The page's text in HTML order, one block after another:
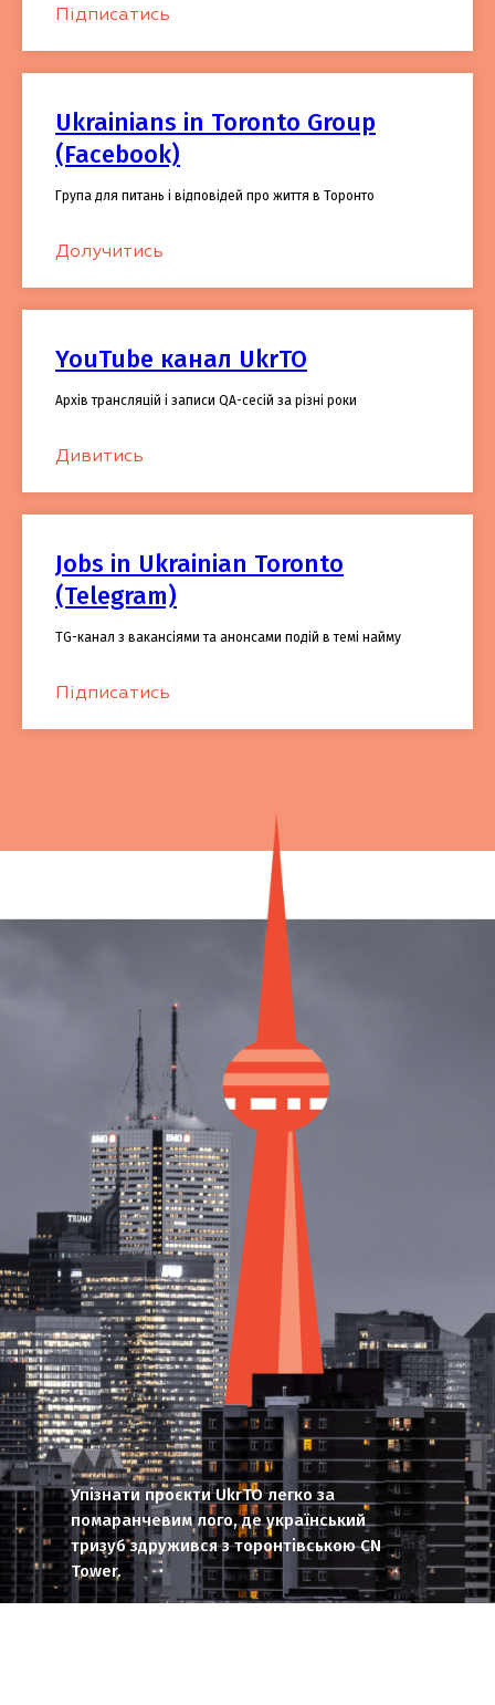
Підписатись
Ukrainians in Toronto Group
(Facebook)
Група для питань і відповідей про життя в Торонто
Долучитись
YouTube канал UkrTO
Архів трансляцій і записи QA-сесій за різні роки
Дивитись
Jobs in Ukrainian Toronto
(Telegram)
TG-канал з вакансіями та анонсами подій в темі найму
Підписатись
Упізнати проєкти UkrTO легко за
помаранчевим лого, де український
тризуб здружився з торонтівською CN
Tower.